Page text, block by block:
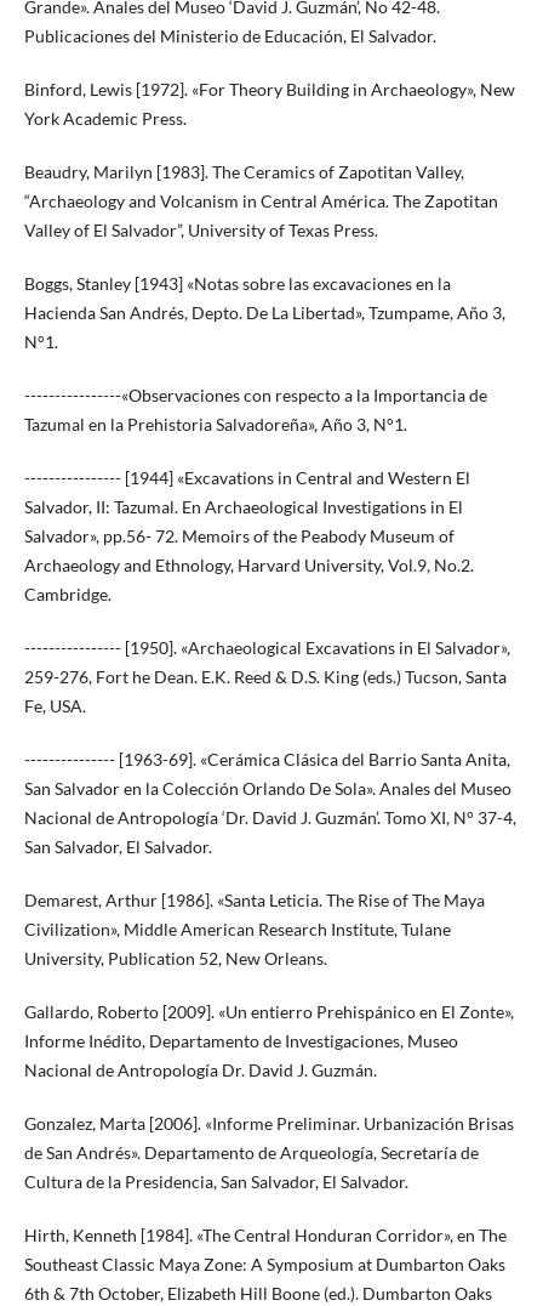
Grande». Anales del Museo ‘David J. Guzmán’, No 42-48.
Publicaciones del Ministerio de Educación, El Salvador.
Binford, Lewis [1972]. «For Theory Building in Archaeology», New
York Academic Press.
Beaudry, Marilyn [1983]. The Ceramics of Zapotitan Valley,
“Archaeology and Volcanism in Central América. The Zapotitan
Valley of El Salvador”, University of Texas Press.
Boggs, Stanley [1943] «Notas sobre las excavaciones en la
Hacienda San Andrés, Depto. De La Libertad», Tzumpame, Año 3,
N°1.
----------------«Observaciones con respecto a la Importancia de
Tazumal en la Prehistoria Salvadoreña», Año 3, N°1.
---------------- [1944] «Excavations in Central and Western El
Salvador, II: Tazumal. En Archaeological Investigations in El
Salvador», pp.56- 72. Memoirs of the Peabody Museum of
Archaeology and Ethnology, Harvard University, Vol.9, No.2.
Cambridge.
---------------- [1950]. «Archaeological Excavations in El Salvador»,
259-276, Fort he Dean. E.K. Reed & D.S. King (eds.) Tucson, Santa
Fe, USA.
--------------- [1963-69]. «Cerámica Clásica del Barrio Santa Anita,
San Salvador en la Colección Orlando De Sola». Anales del Museo
Nacional de Antropología ‘Dr. David J. Guzmán’. Tomo XI, N° 37-4,
San Salvador, El Salvador.
Demarest, Arthur [1986]. «Santa Leticia. The Rise of The Maya
Civilization», Middle American Research Institute, Tulane
University, Publication 52, New Orleans.
Gallardo, Roberto [2009]. «Un entierro Prehispánico en El Zonte»,
Informe Inédito, Departamento de Investigaciones, Museo
Nacional de Antropología Dr. David J. Guzmán.
Gonzalez, Marta [2006]. «Informe Preliminar. Urbanización Brisas
de San Andrés». Departamento de Arqueología, Secretaría de
Cultura de la Presidencia, San Salvador, El Salvador.
Hirth, Kenneth [1984]. «The Central Honduran Corridor», en The
Southeast Classic Maya Zone: A Symposium at Dumbarton Oaks
6th & 7th October, Elizabeth Hill Boone (ed.). Dumbarton Oaks